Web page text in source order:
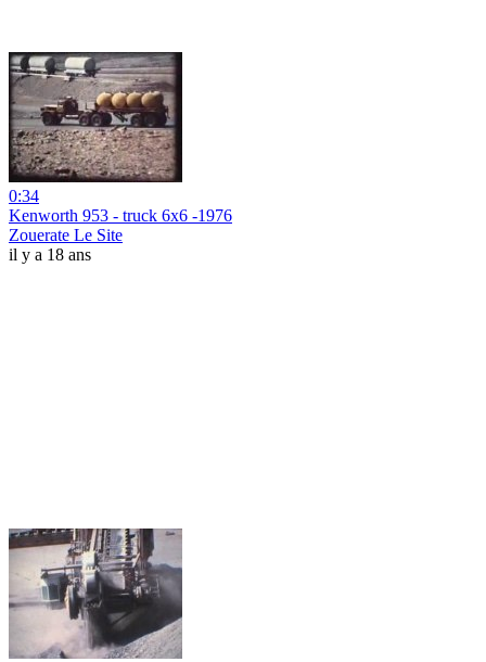
0:34
Kenworth 953 - truck 6x6 -1976
Zouerate Le Site
il y a 18 ans